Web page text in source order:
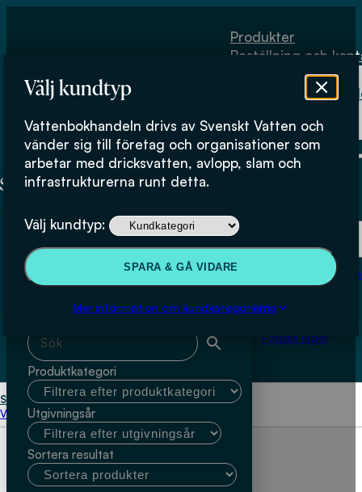
Välj kundtyp
Vattenbokhandeln drivs av Svenskt Vatten och
vänder sig till företag och organisationer som
arbetar med dricksvatten, avlopp, slam och
infrastrukturerna runt detta.
Välj kundtyp:
SPARA & GÅ VIDARE
Mer information om kundkategorierna
Produkter
Beställning och
Fysiskt lager
Beställning och kontakt
Om
Köpvillkor
Fysiskt lager
Start Gunnar Börjesson
Välj kundtyp
Gunnar Börjesson
Sök & filtrera
Sök med fritext
Produktkategori
Utgivningsår
Sortera resultat